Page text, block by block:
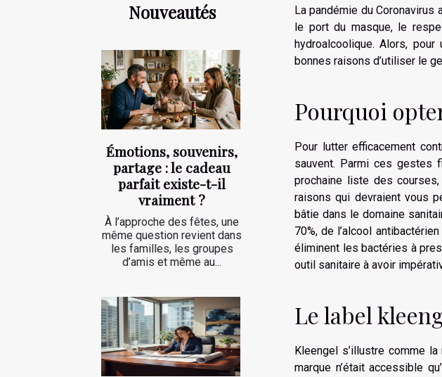
Nouveautés
Émotions, souvenirs,
partage : le cadeau
parfait existe-t-il
vraiment ?
À l’approche des fêtes, une
même question revient dans
les familles, les groupes
d’amis et même au...
La pandémie du
le port du masque, le
hydroalcoolique. Alors,
bonnes raisons d’utiliser le
Pourquoi
Pour lutter efficacement
sauvent. Parmi ces gestes
prochaine liste des
raisons qui devraient vous
bâtie dans le domaine
70%, de l’alcool
éliminent les bactéries à
outil sanitaire à avoir
Le label
Kleengel s’illustre comme
marque n’était accessible